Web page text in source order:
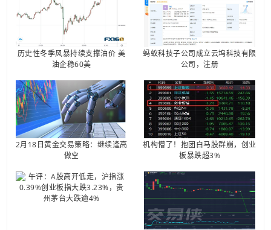
历史性冬季风暴持续支撑油价 美
油企稳60美
蚂蚁科技子公司成立云坞科技有限
公司，注册
2月18日黄金交易策略：继续逢高
做空
机构懵了！抱团白马股群崩，创业
板暴跌超3%